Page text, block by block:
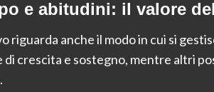
e abitudini: il valore
riguarda anche il modo in cui si
di crescita e sostegno, mentre altri